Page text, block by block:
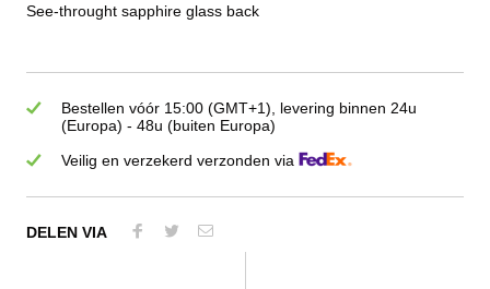
See-throught sapphire glass back
Bestellen vóór 15:00 (GMT+1), levering binnen 24u
(Europa) - 48u (buiten Europa)
Veilig en verzekerd verzonden via
DELEN VIA